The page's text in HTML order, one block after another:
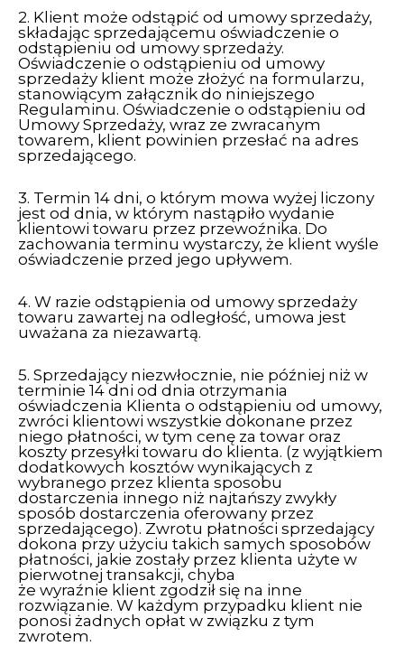
2. Klient może odstąpić od umowy sprzedaży,
składając sprzedającemu oświadczenie o
odstąpieniu od umowy sprzedaży.
Oświadczenie o odstąpieniu od umowy
sprzedaży klient może złożyć na formularzu,
stanowiącym załącznik do niniejszego
Regulaminu. Oświadczenie o odstąpieniu od
Umowy Sprzedaży, wraz ze zwracanym
towarem, klient powinien przesłać na adres
sprzedającego.
3. Termin 14 dni, o którym mowa wyżej liczony
jest od dnia, w którym nastąpiło wydanie
klientowi towaru przez przewoźnika. Do
zachowania terminu wystarczy, że klient wyśle
oświadczenie przed jego upływem.
4. W razie odstąpienia od umowy sprzedaży
towaru zawartej na odległość, umowa jest
uważana za niezawartą.
5. Sprzedający niezwłocznie, nie później niż w
terminie 14 dni od dnia otrzymania
oświadczenia Klienta o odstąpieniu od umowy,
zwróci klientowi wszystkie dokonane przez
niego płatności, w tym cenę za towar oraz
koszty przesyłki towaru do klienta. (z wyjątkiem
dodatkowych kosztów wynikających z
wybranego przez klienta sposobu
dostarczenia innego niż najtańszy zwykły
sposób dostarczenia oferowany przez
sprzedającego). Zwrotu płatności sprzedający
dokona przy użyciu takich samych sposobów
płatności, jakie zostały przez klienta użyte w
pierwotnej transakcji, chyba
że wyraźnie klient zgodził się na inne
rozwiązanie. W każdym przypadku klient nie
ponosi żadnych opłat w związku z tym
zwrotem.